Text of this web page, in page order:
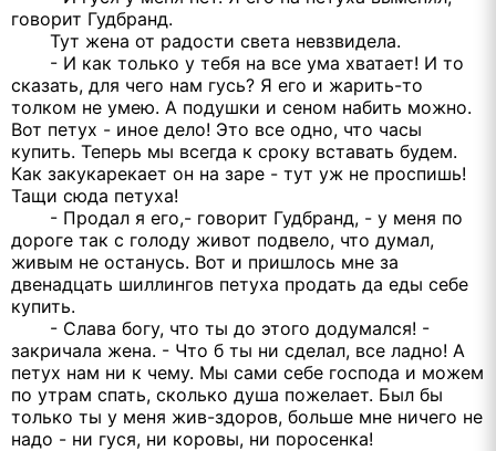
говорит Гудбранд.
Тут жена от радости света невзвидела.
- И как только у тебя на все ума хватает! И то
сказать, для чего нам гусь? Я его и жарить-то
толком не умею. А подушки и сеном набить можно.
Вот петух - иное дело! Это все одно, что часы
купить. Теперь мы всегда к сроку вставать будем.
Как закукарекает он на заре - тут уж не проспишь!
Тащи сюда петуха!
- Продал я его,- говорит Гудбранд, - у меня по
дороге так с голоду живот подвело, что думал,
живым не останусь. Вот и пришлось мне за
двенадцать шиллингов петуха продать да еды себе
купить.
- Слава богу, что ты до этого додумался! -
закричала жена. - Что б ты ни сделал, все ладно! А
петух нам ни к чему. Мы сами себе господа и можем
по утрам спать, сколько душа пожелает. Был бы
только ты у меня жив-здоров, больше мне ничего не
надо - ни гуся, ни коровы, ни поросенка!